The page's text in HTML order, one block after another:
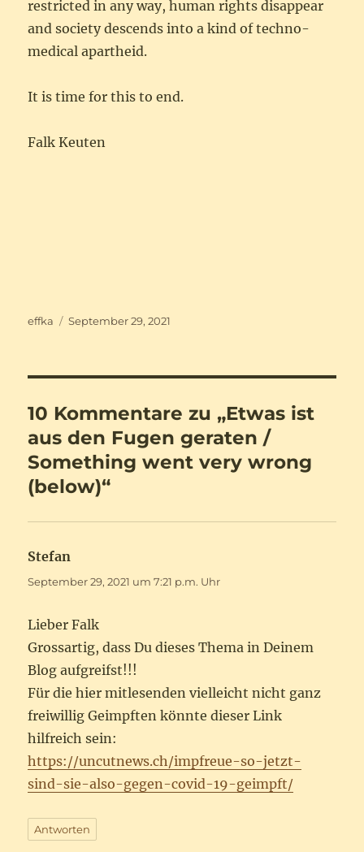
restricted in any way, human rights disappear
and society descends into a kind of techno-
medical apartheid.
It is time for this to end.
Falk Keuten
Autor
effka
Veröffentlicht
September 29, 2021
10 Kommentare zu „Etwas ist
aus den Fugen geraten /
Something went very wrong
(below)“
Stefan
September 29, 2021 um 7:21 p.m. Uhr
Lieber Falk
Grossartig, dass Du dieses Thema in Deinem
Blog aufgreifst!!!
Für die hier mitlesenden vielleicht nicht ganz
freiwillig Geimpften könnte dieser Link
hilfreich sein:
https://uncutnews.ch/impfreue-so-jetzt-
sind-sie-also-gegen-covid-19-geimpft/
Antworten